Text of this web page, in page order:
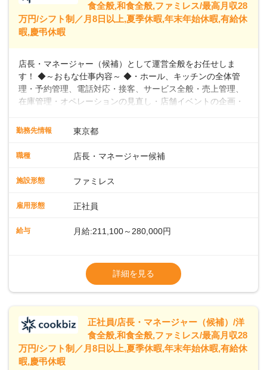
食全般,和食全般,ファミレス/最高月収28
万円/シフト制／月8日以上,夏季休暇,年末年始休暇,有給休
暇,慶弔休暇
店長・マネージャー（候補）として運営全般をお任せしま
す！ ◆～おもな仕事内容～ ◆・ホール、キッチンの全体管
理・予約管理、電話対応・接客、サービス全般・売上管理、
在庫管理・オペレーションの見直し・店舗イベントの企画・
入社後はスキルに合わせた業務からお任せしますので、徐々
向上を目指すDX推進～ ◆すかいらーくのレストランでは、
スタッフの働きやすさをサポートしています。配膳ロボット
や歩行数が約40%も削減されました！また、配膳ロボットに
なDX（デジタルトランスフォーメーション）の取り組みを進
います。私たちは、多様な働き方を提供し、ライフステージ
に合わせた柔軟な勤務時間や働きやすい環境を整えていま
います。
勤務先情報 東京都
職種 店長・マネージャー候補
施設形態 ファミレス
雇用形態 正社員
給与 月給:211,100～280,000円
※残業代全額支給
※経験に応じて応相談①ナショナル社員：月
給245,800円～②エリア社員 ：月給
詳細を見る
正社員/店長・マネージャー（候補）/洋
食全般,和食全般,ファミレス/最高月収28
万円/シフト制／月8日以上,夏季休暇,年末年始休暇,有給休
暇,慶弔休暇